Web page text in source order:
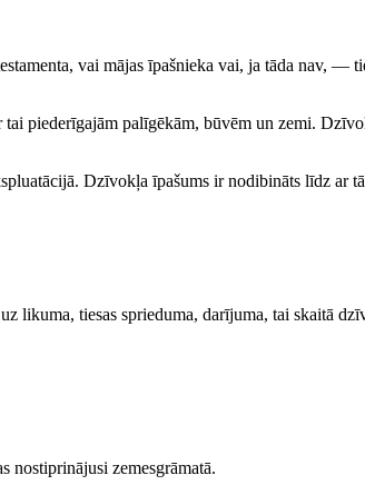
vai mājas īpašnieka vai, ja tāda nav, —
piederīgajām palīgēkām, būvēm un zemi.
Dzīvokļa īpašums ir nodibināts līdz ar
likuma, tiesas sprieduma, darījuma, tai skaitā
nostiprinājusi zemesgrāmatā.